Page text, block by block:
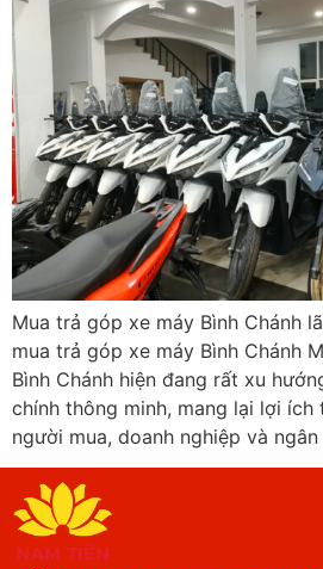
Mua trả góp xe máy Bình Chánh
mua trả góp xe máy Bình Chánh
Bình Chánh hiện đang rất xu
chính thông minh, mang lại lợi
người mua, doanh nghiệp và